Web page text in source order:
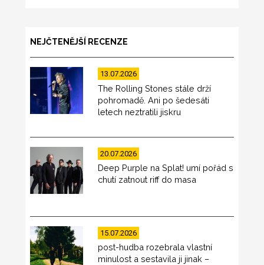
NEJČTENĚJŠÍ RECENZE
13.07.2026
The Rolling Stones stále drží
pohromadě. Ani po šedesáti
letech neztratili jiskru
20.07.2026
Deep Purple na Splat! umí pořád s
chutí zatnout riff do masa
15.07.2026
post-hudba rozebrala vlastní
minulost a sestavila ji jinak –